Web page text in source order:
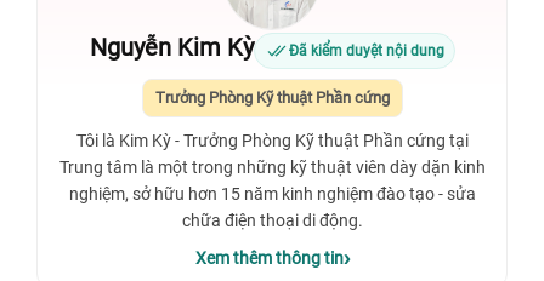
Nguyễn Kim Kỳ Đã kiểm duyệt nội dung
Trưởng Phòng Kỹ thuật Phần cứng
Tôi là Kim Kỳ - Trưởng Phòng Kỹ thuật Phần cứng tại
Trung tâm là một trong những kỹ thuật viên dày dặn kinh
nghiệm, sở hữu hơn 15 năm kinh nghiệm đào tạo - sửa
chữa điện thoại di động.
Xem thêm thông tin